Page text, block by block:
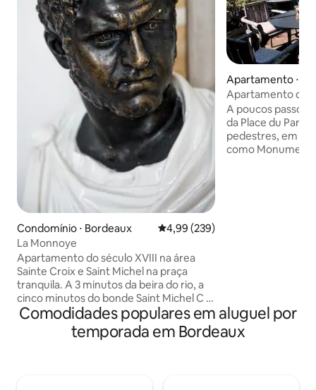
Condomínio ⋅ Bordeaux 4,99 de uma avaliação média de
4,99 (239)
La Monnoye
Apartamento do século XVIII na área
Sainte Croix e Saint Michel na praça
tranquila. A 3 minutos da beira do rio, a
cinco minutos do bonde Saint Michel C &
D. Vistas do Hôtel de la Monnaie e da
torre Saint Michel. 70 m2 recentemente
renovados mobilados com antiguidades
Apartamento ⋅
Apartamento de
25m2, último
A poucos passos
da Place du
pedestres, em
como
Comodidades populares em aluguel por
temporada em Bordeaux